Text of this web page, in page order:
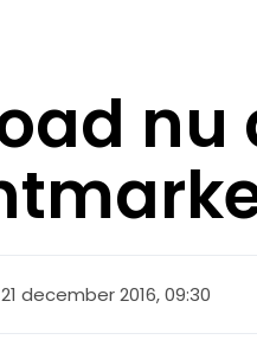
nu
21 december 2016, 09:30